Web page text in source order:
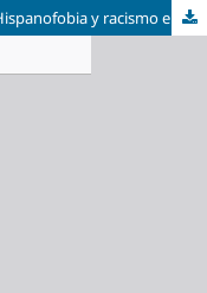
La mala sangre tiene la culpa de todo. Hispanofobia y racismo en algunas destacadas figuras de la historia intelectual de México, El Salvador, Nicaragua, Cuba y Colombia